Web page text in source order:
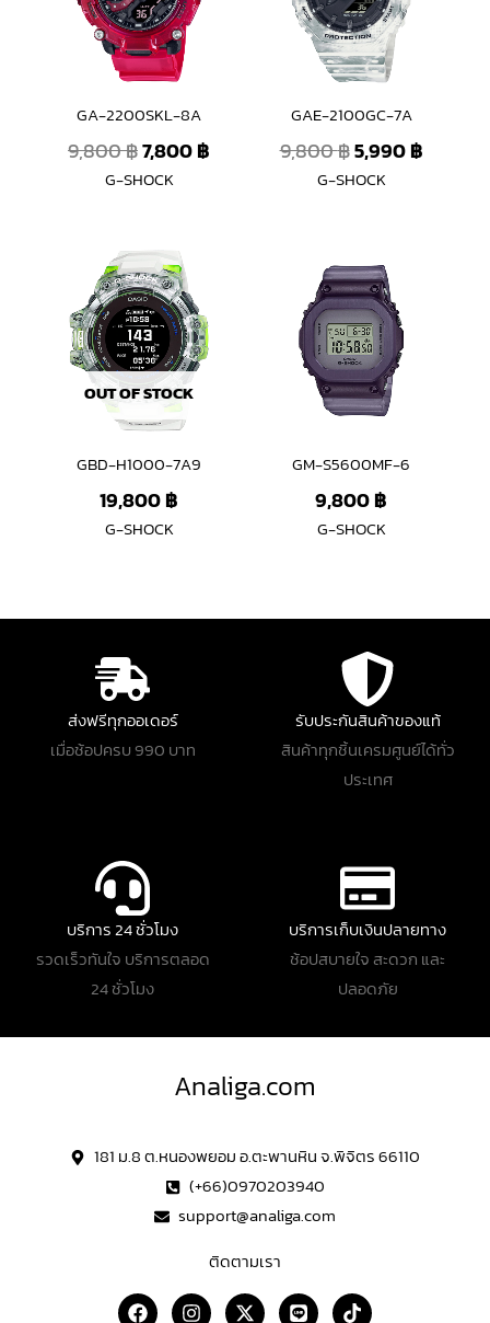
GA-2200SKL-8A
9,800฿7,800฿
G-SHOCK
GAE-2100GC-7A
9,800฿5,990฿
G-SHOCK
OUT OF STOCK
GBD-H1000-7A9
19,800฿
G-SHOCK
GM-S5600MF-6
9,800฿
G-SHOCK
ส่งฟรีทุกออเดอร์
เมื่อช้อปครบ 990 บาท
รับประกันสินค้าของแท้
สินค้าทุกชิ้นเครมศูนย์ได้ทั่ว
ประเทศ
บริการ 24 ชั่วโมง
รวดเร็วทันใจ บริการตลอด
24 ชั่วโมง
บริการเก็บเงินปลายทาง
ช้อปสบายใจ สะดวก และ
ปลอดภัย
Analiga.com
181 ม.8 ต.หนองพยอม อ.ตะพานหิน จ.พิจิตร 66110
(+66)0970203940
support@analiga.com
ติดตามเรา
F I X L T